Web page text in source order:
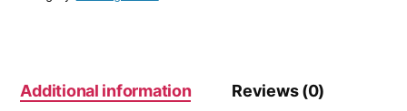
Additional information Reviews (0)